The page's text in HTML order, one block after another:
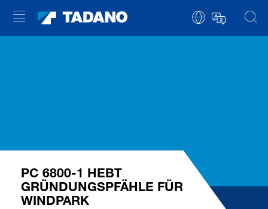
PC 6800-1 HEBT
GRÜNDUNGSPFÄHLE FÜR
WINDPARK